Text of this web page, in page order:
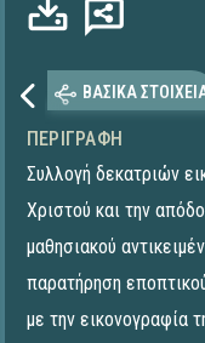
ΒΑΣΙΚΑ
ΠΕΡΙΓΡΑΦΉ
Συλλογή δεκατριών
Χριστού και την
μαθησιακού
παρατήρηση
με την εικονογραφία